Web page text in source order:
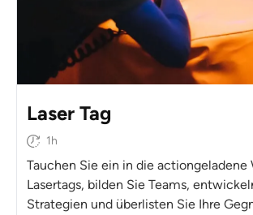
Laser Tag
1h
Tauchen Sie ein in die actiongeladene
Lasertags, bilden Sie Teams,
Strategien und überlisten Sie Ihre